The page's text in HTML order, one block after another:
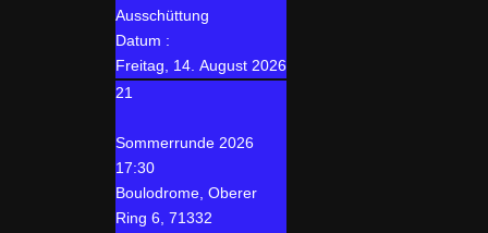
Ausschüttung
Datum :
Freitag, 14. August 2026
21
Sommerrunde 2026
17:30
Boulodrome, Oberer
Ring 6, 71332